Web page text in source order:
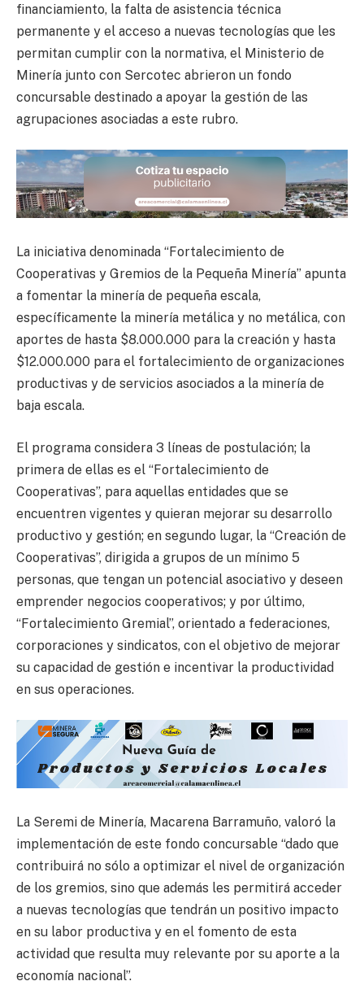
financiamiento, la falta de asistencia técnica
permanente y el acceso a nuevas tecnologías que les
permitan cumplir con la normativa, el Ministerio de
Minería junto con Sercotec abrieron un fondo
concursable destinado a apoyar la gestión de las
agrupaciones asociadas a este rubro.
La iniciativa denominada “Fortalecimiento de
Cooperativas y Gremios de la Pequeña Minería” apunta
a fomentar la minería de pequeña escala,
específicamente la minería metálica y no metálica, con
aportes de hasta $8.000.000 para la creación y hasta
$12.000.000 para el fortalecimiento de organizaciones
productivas y de servicios asociados a la minería de
baja escala.
El programa considera 3 líneas de postulación; la
primera de ellas es el “Fortalecimiento de
Cooperativas”, para aquellas entidades que se
encuentren vigentes y quieran mejorar su desarrollo
productivo y gestión; en segundo lugar, la “Creación de
Cooperativas”, dirigida a grupos de un mínimo 5
personas, que tengan un potencial asociativo y deseen
emprender negocios cooperativos; y por último,
“Fortalecimiento Gremial”, orientado a federaciones,
corporaciones y sindicatos, con el objetivo de mejorar
su capacidad de gestión e incentivar la productividad
en sus operaciones.
La Seremi de Minería, Macarena Barramuño, valoró la
implementación de este fondo concursable “dado que
contribuirá no sólo a optimizar el nivel de organización
de los gremios, sino que además les permitirá acceder
a nuevas tecnologías que tendrán un positivo impacto
en su labor productiva y en el fomento de esta
actividad que resulta muy relevante por su aporte a la
economía nacional”.